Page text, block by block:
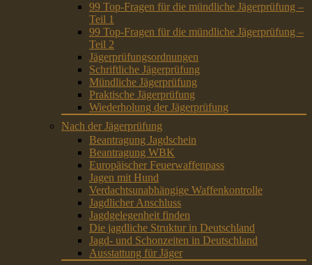
99 Top-Fragen für die mündliche Jägerprüfung –
Teil 1
99 Top-Fragen für die mündliche Jägerprüfung –
Teil 2
Jägerprüfungsordnungen
Schriftliche Jägerprüfung
Mündliche Jägerprüfung
Praktische Jägerprüfung
Wiederholung der Jägerprüfung
Nach der Jägerprüfung
Beantragung Jagdschein
Beantragung WBK
Europäischer Feuerwaffenpass
Jagen mit Hund
Verdachtsunabhängige Waffenkontrolle
Jagdlicher Anschluss
Jagdgelegenheit finden
Die jagdliche Struktur in Deutschland
Jagd- und Schonzeiten in Deutschland
Ausstattung für Jäger